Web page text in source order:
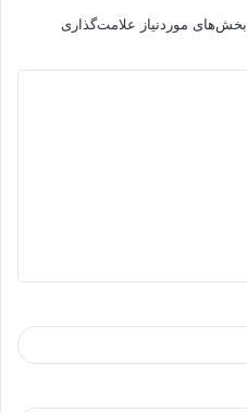
بخش‌های موردنیاز علامت‌گذاری